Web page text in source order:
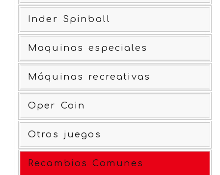
Inder Spinball
Maquinas especiales
Máquinas recreativas
Oper Coin
Otros juegos
Recambios Comunes